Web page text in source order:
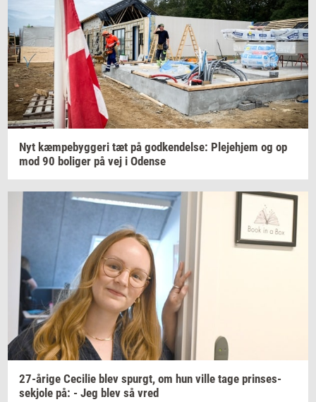
Nyt kæm­pe­byg­ge­ri tæt på god­ken­del­se: Ple­je­hjem og op
mod 90 bo­li­ger på vej i Oden­se
27-​årige Ce­ci­lie blev spurgt, om hun ville tage prin­ses­
sekjo­le på: - Jeg blev så vred